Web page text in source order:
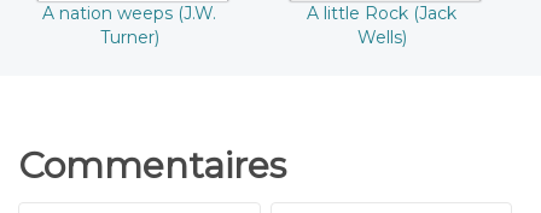
A nation weeps (J.W.
Turner)
A little Rock (Jack
Wells)
Commentaires